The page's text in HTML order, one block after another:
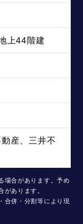
上44階建
産、三井不
場合があります。予め
があります。
合併・分割等により現